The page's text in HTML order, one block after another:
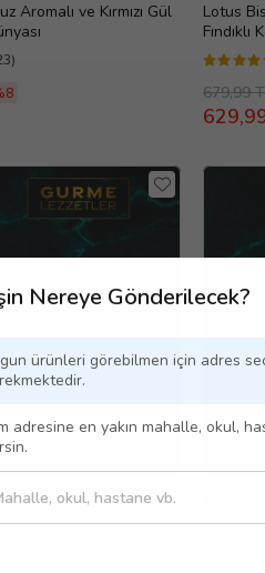
Nereye Gönderilecek?
ürünleri görebilmen için adres
adresine en yakın mahalle, okul,
Aromalı ve Kırmızı Gül
Lotus
Fındıklı
679,99
Teslimat
Yeşil Gurme Lezzetler
Fıstıklı